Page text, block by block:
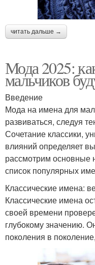
читать дальше →
Мода 2025:
мальчиков
Введение
Мода на имена для
развиваться, следуя
Сочетание классики,
влияний определяет
рассмотрим основные
список популярных
Классические имена:
Классические имена
своей времени
глубокому значению.
поколения в